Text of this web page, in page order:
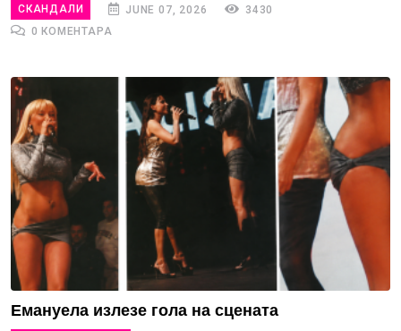
СКАНДАЛИ JUNE 07, 2026
3430
0 КОМЕНТАРА
Емануела излезе гола на сцената